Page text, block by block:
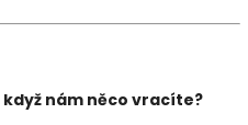
nám něco vracíte?